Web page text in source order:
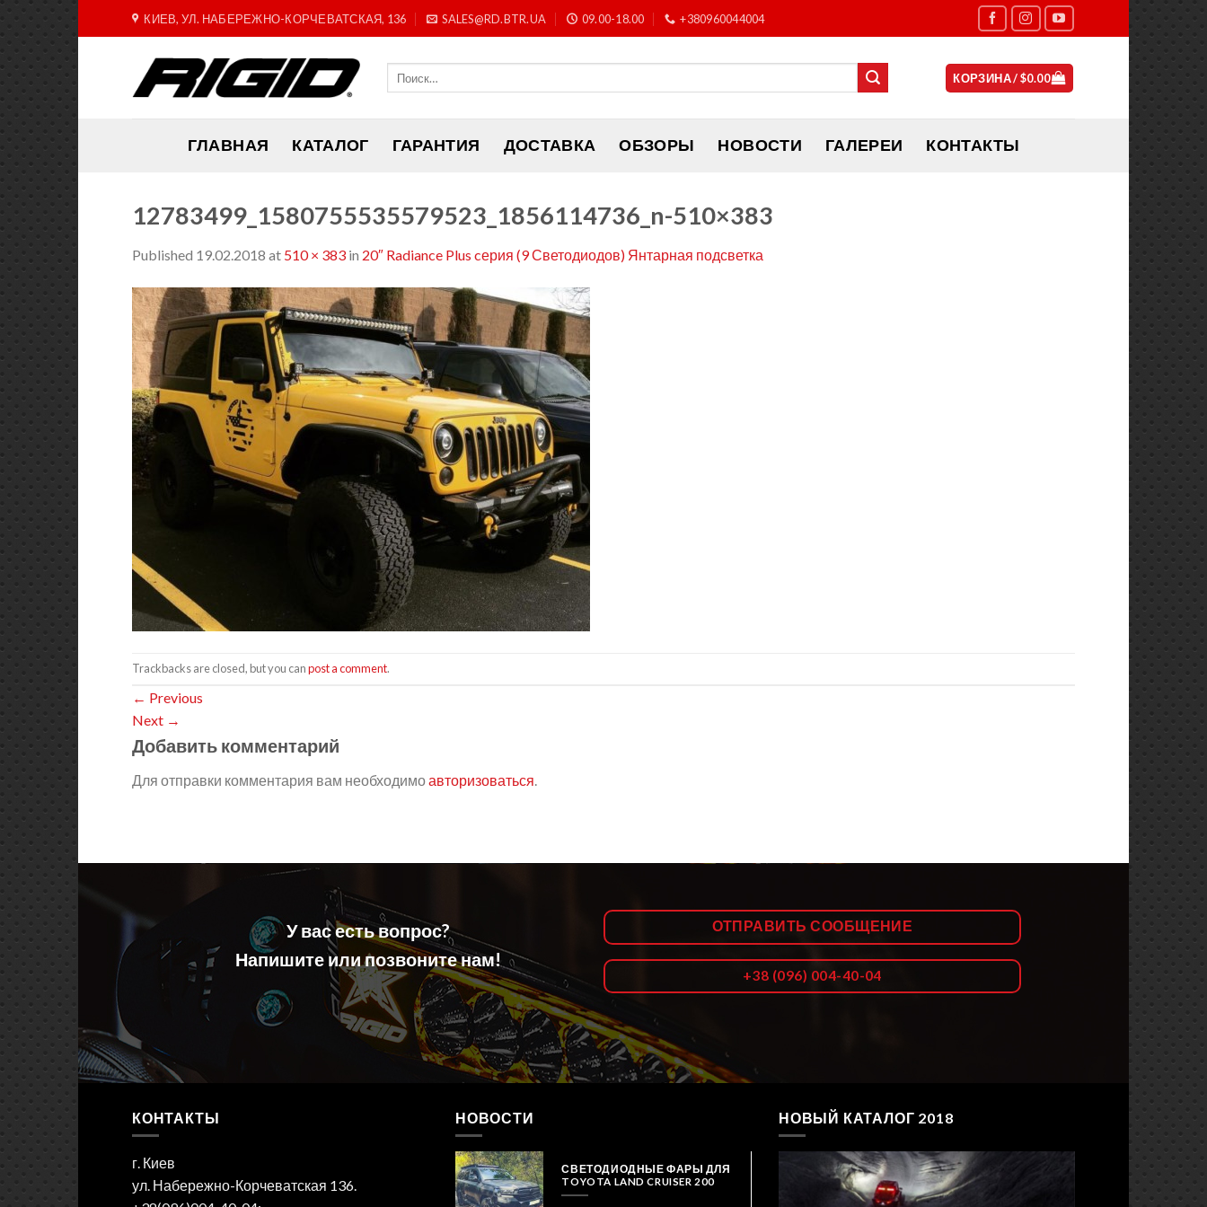
to
КИЕВ, УЛ. НАБЕРЕЖНО-КОРЧЕВАТСКАЯ, 136 SALES@RD.BTR.UA 09.00-18.00 +380960044004
КОРЗИНА /$0.00
ГЛАВНАЯ КАТАЛОГ ГАРАНТИЯ ДОСТАВКА ОБЗОРЫ НОВОСТИ ГАЛЕРЕИ КОНТАКТЫ
12783499_1580755535579523_1856114736_n-510×383
Published 19.02.2018 at 510 × 383 in 20″ Radiance Plus cерия (9 Светодиодов) Янтарная подсветка
Trackbacks are closed, but you canpost a comment.
← Previous
Next →
Добавить комментарий
Для отправки комментария вам необходимоавторизоваться
У вас есть вопрос?
Напишите или позвоните нам!
ОТПРАВИТЬ СООБЩЕНИЕ
+38 (096) 004-40-04
КОНТАКТЫ
г. Киев
ул. Набережно-Корчеватская 136.
НОВОСТИ
СВЕТОДИОДНЫЕ ФАРЫ ДЛЯ
TOYOTA LAND CRUISER 200
НОВЫЙ КАТАЛОГ 2018